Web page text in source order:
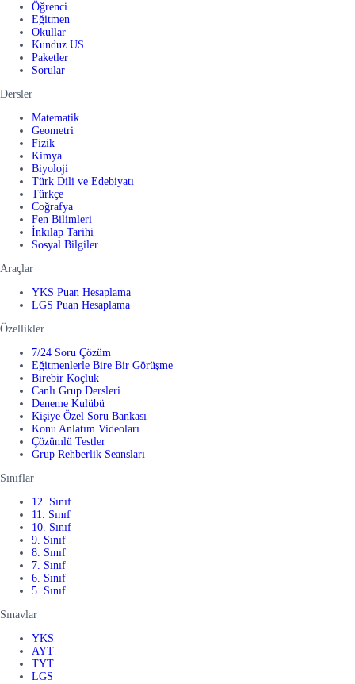
Öğrenci
Eğitmen
Okullar
Kunduz US
Paketler
Sorular
Dersler
Matematik
Geometri
Fizik
Kimya
Biyoloji
Türk Dili ve Edebiyatı
Türkçe
Coğrafya
Fen Bilimleri
İnkılap Tarihi
Sosyal Bilgiler
Araçlar
YKS Puan Hesaplama
LGS Puan Hesaplama
Özellikler
7/24 Soru Çözüm
Eğitmenlerle Bire Bir Görüşme
Birebir Koçluk
Canlı Grup Dersleri
Deneme Kulübü
Kişiye Özel Soru Bankası
Konu Anlatım Videoları
Çözümlü Testler
Grup Rehberlik Seansları
Sınıflar
12. Sınıf
11. Sınıf
10. Sınıf
9. Sınıf
8. Sınıf
7. Sınıf
6. Sınıf
5. Sınıf
Sınavlar
YKS
AYT
TYT
LGS